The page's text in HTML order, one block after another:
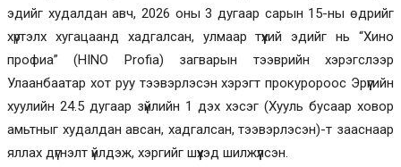
эдийг худалдан авч, 2026 оны 3 дугаар сарын 15-ны өдрийг
хүртэлх хугацаанд хадгалсан, улмаар түүхий эдийг нь “Хино
профиа” (HINO Profia) загварын тээврийн хэрэгслээр
Улаанбаатар хот руу тээвэрлэсэн хэрэгт прокуророос Эрүүгийн
хуулийн 24.5 дугаар зүйлийн 1 дэх хэсэг (Хууль бусаар ховор
амьтныг худалдан авсан, хадгалсан, тээвэрлэсэн)-т зааснаар
яллах дүгнэлт үйлдэж, хэргийг шүүхэд шилжүүлсэн.